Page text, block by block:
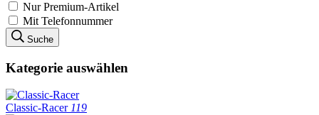
Nur Premium-Artikel
Mit Telefonnummer
Suche
Kategorie auswählen
Classic-Racer 119